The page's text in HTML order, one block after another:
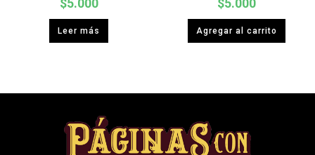
$5.000
Leer más
$5.000
Agregar al carrito